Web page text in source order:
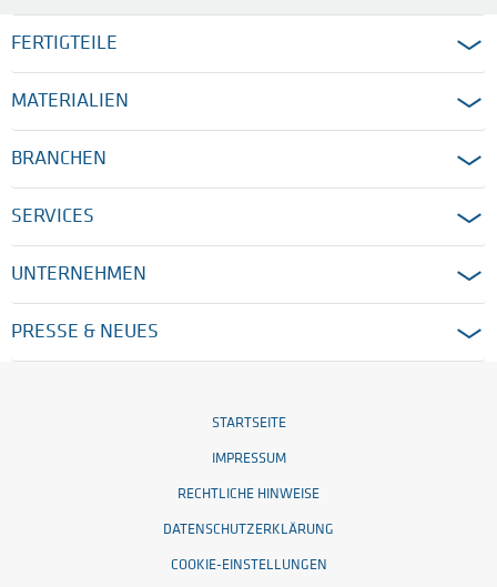
FERTIGTEILE
MATERIALIEN
BRANCHEN
SERVICES
UNTERNEHMEN
PRESSE & NEUES
STARTSEITE
IMPRESSUM
RECHTLICHE HINWEISE
DATENSCHUTZERKLÄRUNG
COOKIE-EINSTELLUNGEN